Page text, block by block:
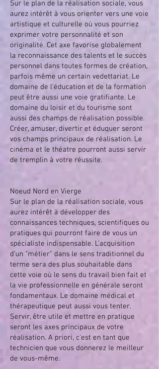
Sur le plan de la réalisation sociale, vous
aurez intérêt à vous orienter vers une voie
artistique et culturelle où vous pourriez
exprimer votre personnalité et son
originalité. Cet axe favorise globalement
la reconnaissance des talents et le succès
personnel dans toutes formes de création,
parfois même un certain vedettariat. Le
domaine de l'éducation et de la formation
peut être aussi une voie gratifiante. Le
domaine du loisir et du tourisme sont
aussi des champs de réalisation possible.
Créer, amuser, divertir et éduquer seront
vos champs principaux de réalisation. Le
cinéma et le théatre pourront aussi servir
de tremplin à votre réussite.
Noeud Nord en Vierge
Sur le plan de la réalisation sociale, vous
aurez intérêt à développer des
connaissances techniques, scientifiques ou
pratiques qui pourront faire de vous un
spécialiste indispensable. L'acquisition
d'un "métier" dans le sens traditionnel du
terme sera des plus souhaitable dans
cette voie où le sens du travail bien fait et
la vie professionnelle en générale seront
fondamentaux. Le domaine médical et
thérapeutique peut aussi vous tenter.
Servir, être utile et mettre en pratique
seront les axes principaux de votre
réalisation. A priori, c'est en tant que
technicien que vous donnerez le meilleur
de vous-même.